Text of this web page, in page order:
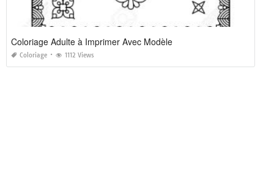
Coloriage Adulte à Imprimer Avec Modèle
Coloriage 1112 Views